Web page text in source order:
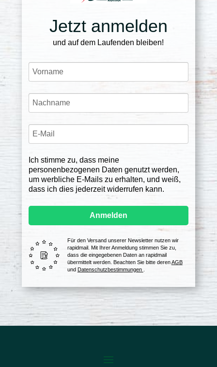
Jetzt anmelden
und auf dem Laufenden bleiben!
Ich stimme zu, dass meine
personenbezogenen Daten genutzt werden,
um werbliche E-Mails zu erhalten, und weiß,
dass ich dies jederzeit widerrufen kann.
Anmelden
Für den Versand unserer Newsletter nutzen wir
rapidmail. Mit Ihrer Anmeldung stimmen Sie zu,
dass die eingegebenen Daten an rapidmail
übermittelt werden. Beachten Sie bitte derenAGB
und Datenschutzbestimmungen .